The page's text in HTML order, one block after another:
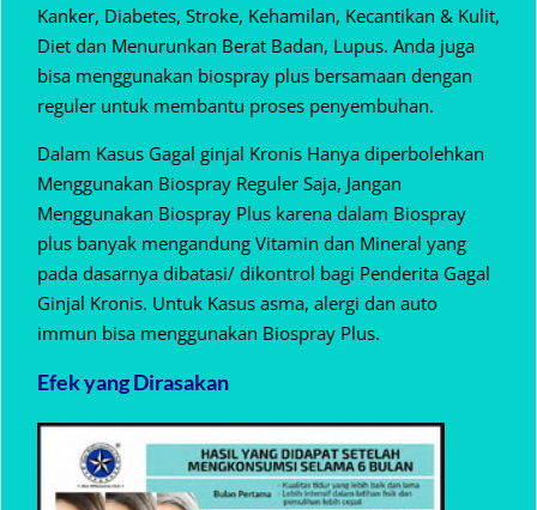
Kanker, Diabetes, Stroke, Kehamilan, Kecantikan & Kulit,
Diet dan Menurunkan Berat Badan, Lupus. Anda juga
bisa menggunakan biospray plus bersamaan dengan
reguler untuk membantu proses penyembuhan.
Dalam Kasus Gagal ginjal Kronis Hanya diperbolehkan
Menggunakan Biospray Reguler Saja, Jangan
Menggunakan Biospray Plus karena dalam Biospray
plus banyak mengandung Vitamin dan Mineral yang
pada dasarnya dibatasi/ dikontrol bagi Penderita Gagal
Ginjal Kronis. Untuk Kasus asma, alergi dan auto
immun bisa menggunakan Biospray Plus.
Efek yang Dirasakan